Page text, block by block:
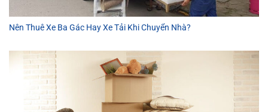
Nên Thuê Xe Ba Gác Hay Xe Tải Khi Chuyển Nhà?